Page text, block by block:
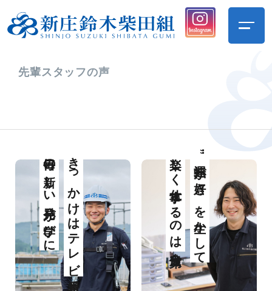
先輩スタッフの声
きっかけはテレビ番組
毎日の新しい発見が学びに ”運転が好き”を生かして
楽しく仕事するのは自分次第